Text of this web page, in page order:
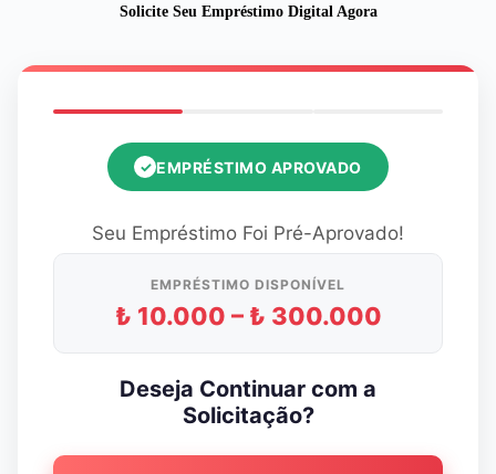
conteúdo
Solicite Seu Empréstimo Digital Agora
✓ EMPRÉSTIMO APROVADO
Seu Empréstimo Foi Pré-Aprovado!
EMPRÉSTIMO DISPONÍVEL
₺ 10.000 – ₺ 300.000
Deseja Continuar com a
Solicitação?